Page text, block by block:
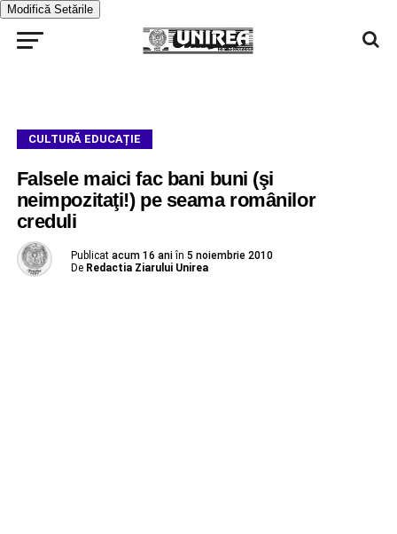
Modifică Setările
CULTURĂ EDUCAȚIE
Falsele maici fac bani buni (şi
neimpozitaţi!) pe seama românilor
creduli
Publicat acum 16 ani în 5 noiembrie 2010
De Redactia Ziarului Unirea